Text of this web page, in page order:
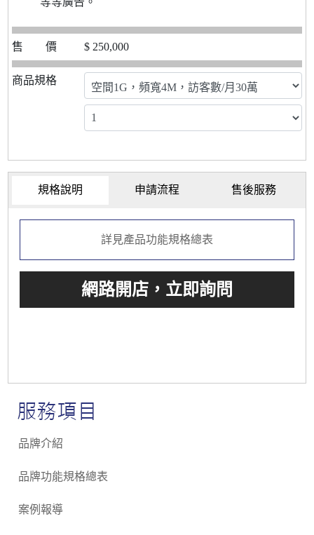
品牌介紹
品牌功能規格總表
案例報導
售 價 $ 250,000
商品規格
規格說明 申請流程 售後服務
詳見產品功能規格總表